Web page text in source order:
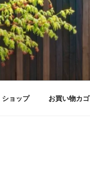
ショップ お買い物カゴ